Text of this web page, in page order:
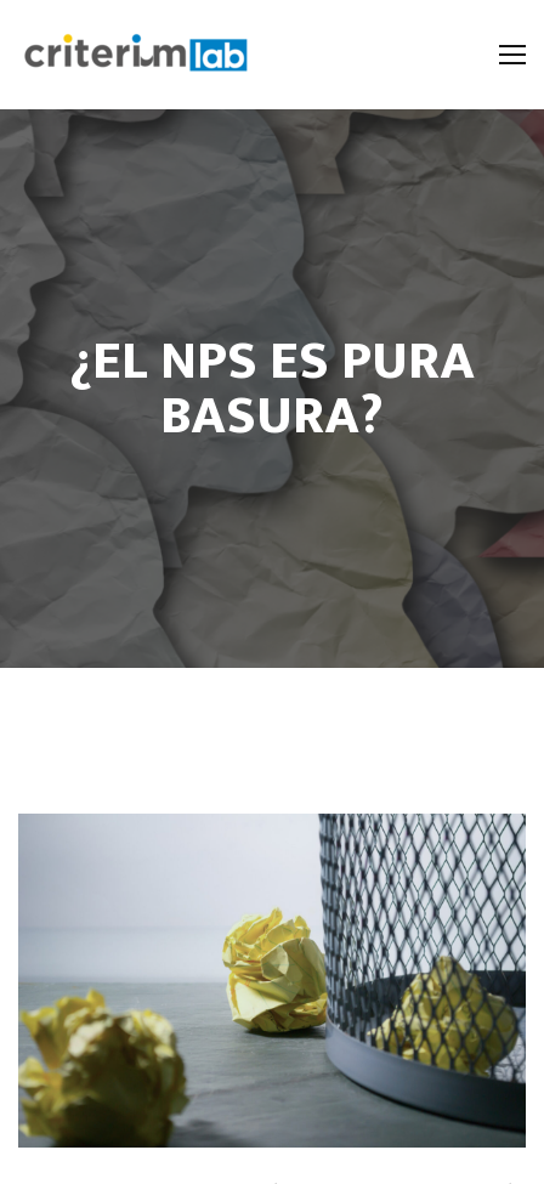
¿EL NPS ES PURA
BASURA?